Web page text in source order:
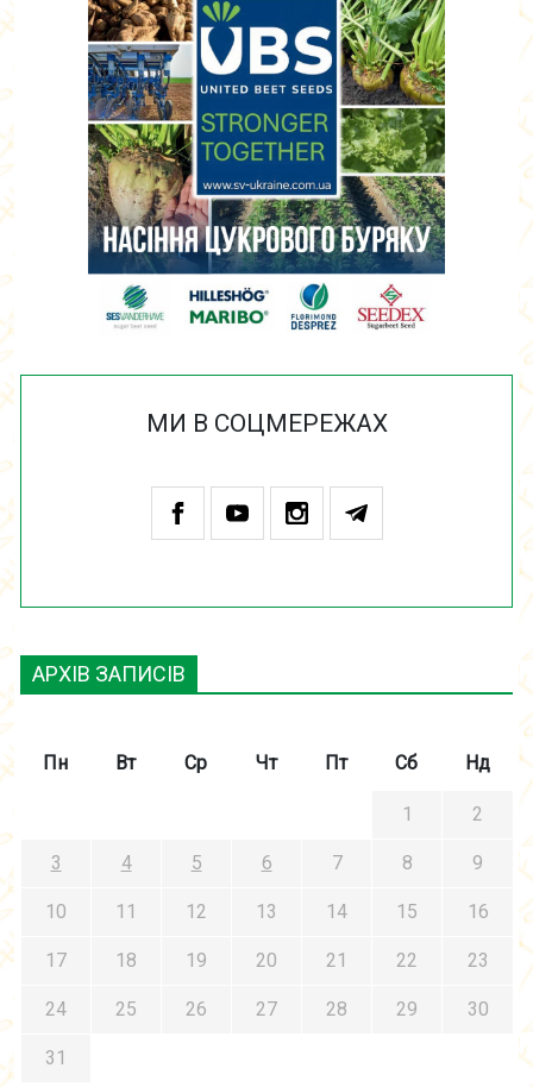
МИ В СОЦМЕРЕЖАХ
АРХІВ ЗАПИСІВ
Пн Вт Ср Чт Пт Сб Нд
1 2
3 4 5 6 7 8 9
10 11 12 13 14 15 16
17 18 19 20 21 22 23
24 25 26 27 28 29 30
31